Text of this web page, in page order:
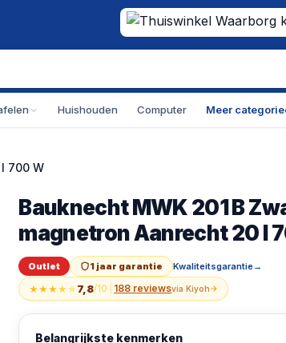
Huishouden Computer Meer
700 W
Outlet
Bauknecht MWK 201 B Zwart Solo-
Bauknecht MWK 201 B
magnetron Aanrecht 20 l
Outlet 1 jaar garantie Kwaliteitsgarantie→
★★★★★7,8/10 188 reviewsviaKiyoh
Belangrijkste kenmerken